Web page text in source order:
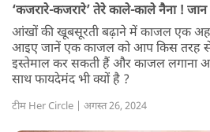
‘कजरारे-कजरारे’ तेरे काले-काले नैना !
आंखों की खूबसूरती बढ़ाने में काजल एक
आइए जानें एक काजल को आप किस
इस्तेमाल कर सकती हैं और काजल लगाना
साथ फायदेमंद भी क्यों है ?
टीम Her Circle | अगस्त 26, 2024